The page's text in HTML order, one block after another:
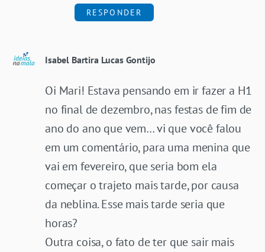
RESPONDER
Isabel Bartira Lucas Gontijo
Oi Mari! Estava pensando em ir fazer a H1
no final de dezembro, nas festas de fim de
ano do ano que vem… vi que você falou
em um comentário, para uma menina que
vai em fevereiro, que seria bom ela
começar o trajeto mais tarde, por causa
da neblina. Esse mais tarde seria que
horas?
Outra coisa, o fato de ter que sair mais